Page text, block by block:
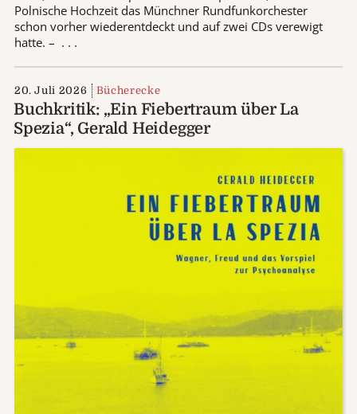
Polnische Hochzeit das Münchner Rundfunkorchester
schon vorher wiederentdeckt und auf zwei CDs verewigt
hatte. – . . .
20. Juli 2026 Bücherecke
Buchkritik: „Ein Fiebertraum über La
Spezia“, Gerald Heidegger